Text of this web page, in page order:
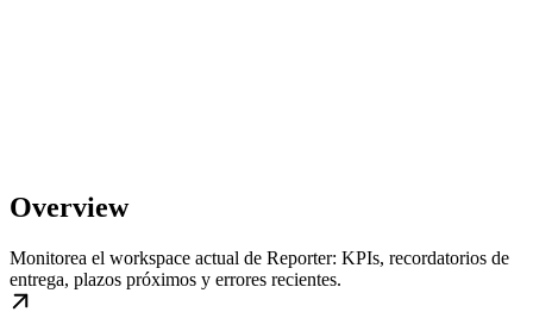
Overview
Monitorea el workspace actual de Reporter: KPIs, recordatorios de
entrega, plazos próximos y errores recientes.